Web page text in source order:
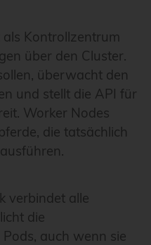
Kontrollzentrum
über den Cluster.
überwacht den
und stellt die API für
Worker Nodes
die tatsächlich
verbindet alle
die
auch wenn sie